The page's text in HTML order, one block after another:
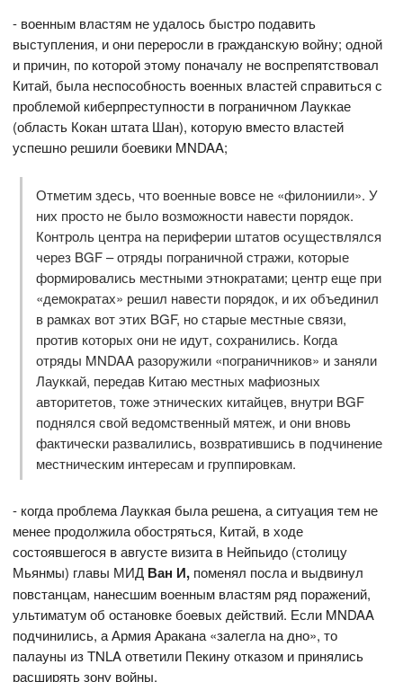
- военным властям не удалось быстро подавить
выступления, и они переросли в гражданскую войну; одной
и причин, по которой этому поначалу не воспрепятствовал
Китай, была неспособность военных властей справиться с
проблемой киберпреступности в пограничном Лауккае
(область Кокан штата Шан), которую вместо властей
успешно решили боевики MNDAA;
Отметим здесь, что военные вовсе не «филониили». У
них просто не было возможности навести порядок.
Контроль центра на периферии штатов осуществлялся
через BGF – отряды пограничной стражи, которые
формировались местными этнократами; центр еще при
«демократах» решил навести порядок, и их объединил
в рамках вот этих BGF, но старые местные связи,
против которых они не идут, сохранились. Когда
отряды MNDAA разоружили «пограничников» и заняли
Лауккай, передав Китаю местных мафиозных
авторитетов, тоже этнических китайцев, внутри BGF
поднялся свой ведомственный мятеж, и они вновь
фактически развалились, возвратившись в подчинение
местническим интересам и группировкам.
- когда проблема Лауккая была решена, а ситуация тем не
менее продолжила обостряться, Китай, в ходе
состоявшегося в августе визита в Нейпьидо (столицу
Мьянмы) главы МИД Ван И, поменял посла и выдвинул
повстанцам, нанесшим военным властям ряд поражений,
ультиматум об остановке боевых действий. Если MNDAA
подчинились, а Армия Аракана «залегла на дно», то
палауны из TNLA ответили Пекину отказом и принялись
расширять зону войны.